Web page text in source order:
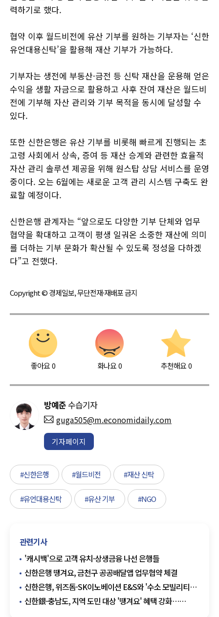
력하기로 했다.
협약 이후 월드비전에 유산 기부를 원하는 기부자는 ‘신한
유언대용신탁’을 활용해 재산 기부가 가능하다.
기부자는 생전에 부동산·금전 등 신탁 재산을 운용해 얻은
수익을 생활 자금으로 활용하고 사후 잔여 재산은 월드비
전에 기부해 자산 관리와 기부 목적을 동시에 달성할 수
있다.
또한 신한은행은 유산 기부를 비롯해 빠르게 진행되는 초
고령 사회에서 상속, 증여 등 재산 승계와 관련한 효율적
자산 관리 솔루션 제공을 위해 원스탑 상담 서비스를 운영
중이다. 오는 6월에는 새로운 고객 관리 시스템 구축도 완
료할 예정이다.
신한은행 관계자는 “앞으로도 다양한 기부 단체와 업무
협약을 확대하고 고객이 평생 일궈온 소중한 재산에 의미
를 더하는 기부 문화가 확산될 수 있도록 정성을 다하겠
다”고 전했다.
Copyright © 경제일보, 무단전재·재배포 금지
좋아요0 화나요0 추천해요 0
방예준수습기자
guga505@m.economidaily.com
기자페이지
#신한은행 #월드비전 #재산 신탁
#유언대용신탁 #유산 기부 #NGO
관련기사
'캐시백'으로 고객 유치·상생금융 나선 은행들
신한은행 땡겨요, 금천구 공공배달앱 업무협약 체결
신한은행, 위즈돔·SK이노베이션 E&S와 '수소 모빌리티
생태계 구축'
신한銀-충남도, 지역 도민 대상 '땡겨요' 혜택 강화…